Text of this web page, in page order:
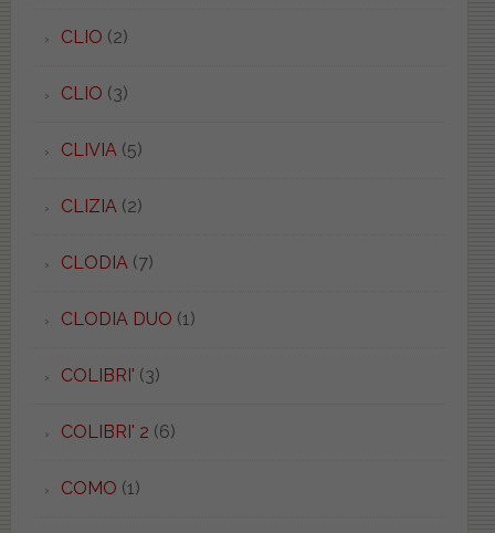
CLIO (2)
CLIO (3)
CLIVIA(5)
CLIZIA(2)
CLODIA(7)
CLODIA DUO (1)
COLIBRI' (3)
COLIBRI' 2 (6)
COMO (1)